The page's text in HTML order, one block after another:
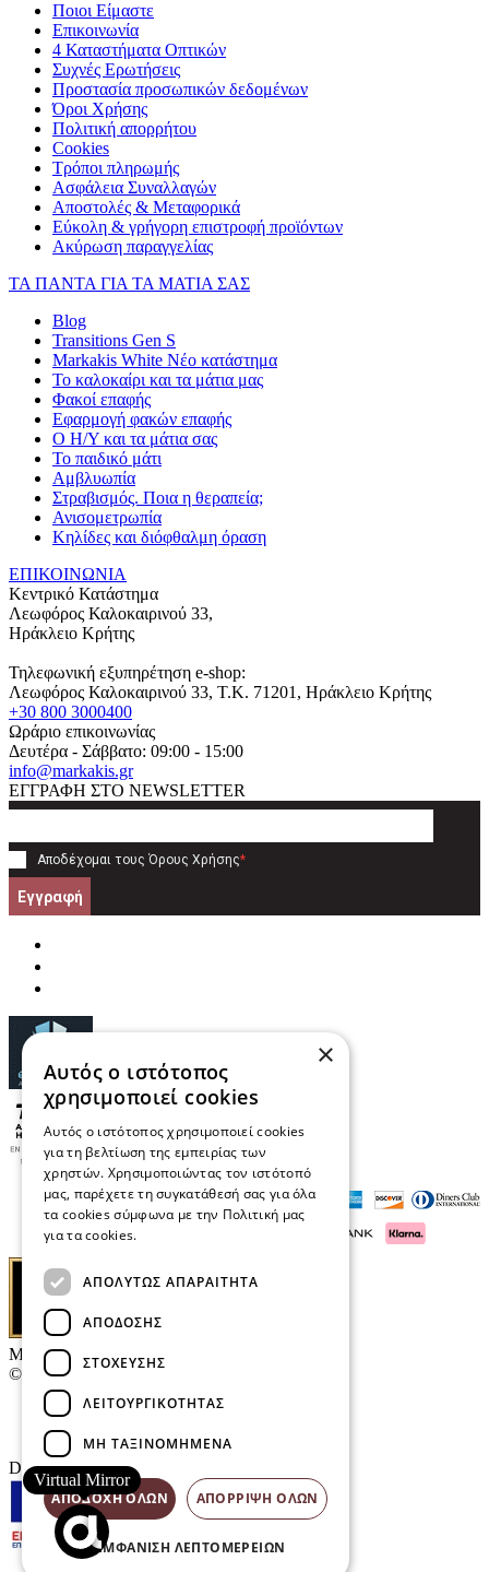
Ποιοι Είμαστε
Επικοινωνία
4 Καταστήματα Οπτικών
Συχνές Ερωτήσεις
Προστασία προσωπικών δεδομένων
Όροι Χρήσης
Πολιτική απορρήτου
Cookies
Τρόποι πληρωμής
Ασφάλεια Συναλλαγών
Αποστολές & Μεταφορικά
Εύκολη & γρήγορη επιστροφή προϊόντων
Ακύρωση παραγγελίας
ΤΑ ΠΑΝΤΑ ΓΙΑ ΤΑ ΜΑΤΙΑ ΣΑΣ
Blog
Transitions Gen S
Markakis White Νέο κατάστημα
Το καλοκαίρι και τα μάτια μας
Φακοί επαφής
Εφαρμογή φακών επαφής
Ο Η/Υ και τα μάτια σας
Το παιδικό μάτι
Αμβλυωπία
Στραβισμός. Ποια η θεραπεία;
Ανισομετρωπία
Κηλίδες και διόφθαλμη όραση
ΕΠΙΚΟΙΝΩΝΙΑ
Κεντρικό Κατάστημα
Λεωφόρος Καλοκαιρινού 33,
Ηράκλειο Κρήτης
Τηλεφωνική εξυπηρέτηση e-shop:
Λεωφόρος Καλοκαιρινού 33, T.K. 71201, Ηράκλειο Κρήτης
+30 800 3000400
Ωράριο επικοινωνίας
Δευτέρα - Σάββατο: 09:00 - 15:00
info@markakis.gr
ΕΓΓΡΑΦΗ ΣΤΟ NEWSLETTER
Αποδέχομαι τους Όρους Χρήσης*
Εγγραφή
Μαρκάκης Οπτικά
© 2026
Επικοινωνία
E-Volution Awards
Designed & developed by
Virtual Mirror
×
Αυτός ο ιστότοπος
χρησιμοποιεί cookies
Αυτός ο ιστότοπος χρησιμοποιεί cookies
για τη βελτίωση της εμπειρίας των
χρηστών. Χρησιμοποιώντας τον ιστότοπό
μας, παρέχετε τη συγκατάθεσή σας για όλα
τα cookies σύμφωνα με την Πολιτική μας
για τα cookies.
ΑΠΟΛΎΤΩΣ ΑΠΑΡΑΊΤΗΤΑ
ΑΠΌΔΟΣΗΣ
ΣΤΌΧΕΥΣΗΣ
ΛΕΙΤΟΥΡΓΙΚΌΤΗΤΑΣ
ΜΗ ΤΑΞΙΝΟΜΗΜΈΝΑ
ΑΠΟΔΟΧΉ ΌΛΩΝ ΑΠΌΡΡΙΨΗ ΌΛΩΝ
ΕΜΦΆΝΙΣΗ ΛΕΠΤΟΜΕΡΕΙΏΝ